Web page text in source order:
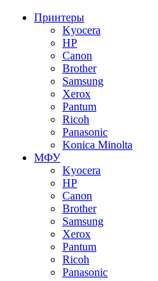
Принтеры
Kyocera
HP
Canon
Brother
Samsung
Xerox
Pantum
Ricoh
Panasonic
Konica Minolta
МФУ
Kyocera
HP
Canon
Brother
Samsung
Xerox
Pantum
Ricoh
Panasonic